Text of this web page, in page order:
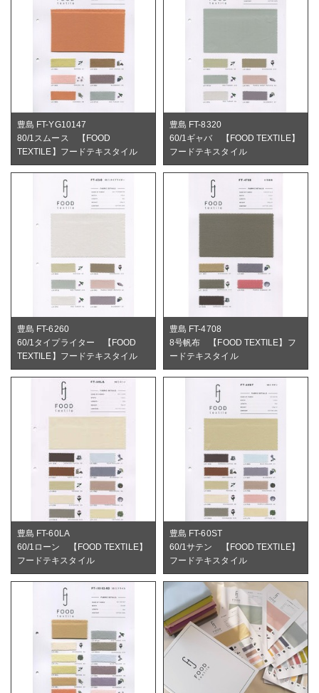
豊島 FT-YG10147
80/1スムース 【FOOD
TEXTILE】フードテキスタイル
豊島 FT-8320
60/1ギャバ 【FOOD TEXTILE】
フードテキスタイル
豊島 FT-6260
60/1タイプライター 【FOOD
TEXTILE】フードテキスタイル
豊島 FT-4708
8号帆布 【FOOD TEXTILE】フ
ードテキスタイル
豊島 FT-60LA
60/1ローン 【FOOD TEXTILE】
フードテキスタイル
豊島 FT-60ST
60/1サテン 【FOOD TEXTILE】
フードテキスタイル